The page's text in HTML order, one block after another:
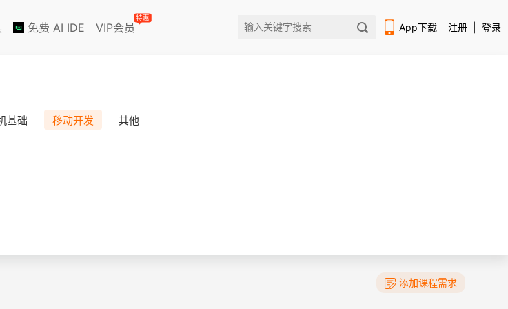
免费 AI IDE VIP会员
特惠
App下载 注册 登录
基础 移动开发 其他
添加课程需求